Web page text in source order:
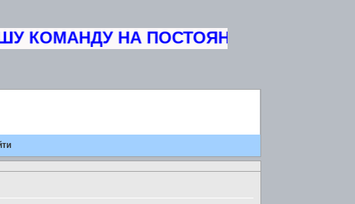
КОМАНДУ НА ПОСТОЯННУЮ ОСНОВУ